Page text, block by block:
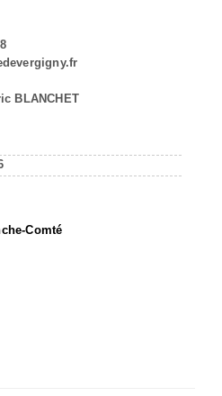
BLANCHET
Comté